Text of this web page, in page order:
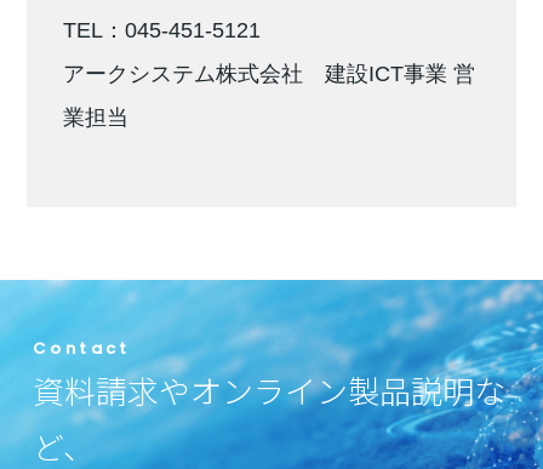
TEL：045-451-5121
アークシステム株式会社 建設ICT事業 営
業担当
Contact
資料請求やオンライン製品説明な
ど、